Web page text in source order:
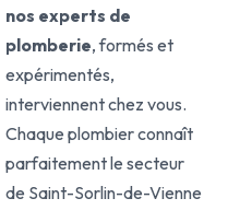
nos experts de
plomberie, formés et
expérimentés,
interviennent chez vous.
Chaque plombier connaît
parfaitement le secteur
de Saint-Sorlin-de-Vienne